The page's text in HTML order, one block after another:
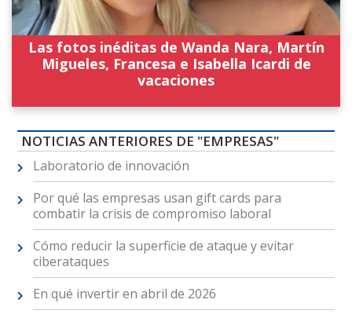
Las fotos inéditas de Wanda Nara, Martín
Migueles, Francesa e Isabella Icardi de
vacaciones
NOTICIAS ANTERIORES DE "EMPRESAS"
Laboratorio de innovación
Por qué las empresas usan gift cards para
combatir la crisis de compromiso laboral
Cómo reducir la superficie de ataque y evitar
ciberataques
En qué invertir en abril de 2026